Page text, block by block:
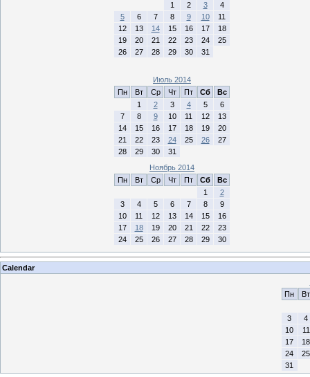
1
2 3
4
5
6 7 8 9 10
11
12
13 14 15 16 17
18
19
20 21 22 23 24
25
26
27 28 29 30 31
Июль 2014
Пн
Вт Ср Чт Пт Сб
Вс
1
2 3 4 5
6
7
8 9 10 11 12
13
14
15 16 17 18 19
20
21
22 23 24 25 26
27
28
29 30
31
Ноябрь 2014
Пн
Вт Ср Чт Пт Сб
Вс
1
2
3
4 5 6 7 8
9
10
11 12 13 14 15
16
17
18 19 20 21 22
23
24
25 26 27 28 29 30
Calendar
Пн
Вт
3
4
10
11
17
18
24
25
31